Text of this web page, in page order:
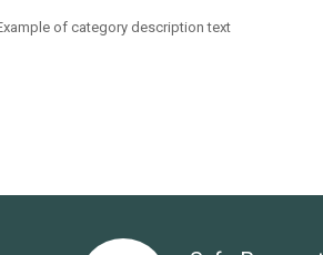
of category description text